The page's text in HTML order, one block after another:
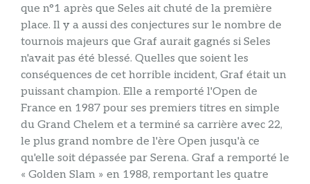
que n°1 après que Seles ait chuté de la première
place. Il y a aussi des conjectures sur le nombre de
tournois majeurs que Graf aurait gagnés si Seles
n'avait pas été blessé. Quelles que soient les
conséquences de cet horrible incident, Graf était un
puissant champion. Elle a remporté l'Open de
France en 1987 pour ses premiers titres en simple
du Grand Chelem et a terminé sa carrière avec 22,
le plus grand nombre de l'ère Open jusqu'à ce
qu'elle soit dépassée par Serena. Graf a remporté le
« Golden Slam » en 1988, remportant les quatre